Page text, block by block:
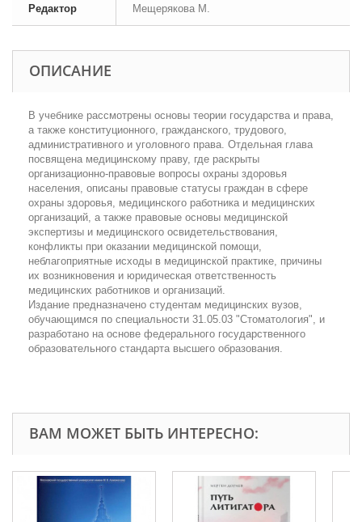
Редактор Мещерякова М.
ОПИСАНИЕ
В учебнике рассмотрены основы теории государства и права,
а также конституционного, гражданского, трудового,
административного и уголовного права. Отдельная глава
посвящена медицинскому праву, где раскрыты
организационно-правовые вопросы охраны здоровья
населения, описаны правовые статусы граждан в сфере
охраны здоровья, медицинского работника и медицинских
организаций, а также правовые основы медицинской
экспертизы и медицинского освидетельствования,
конфликты при оказании медицинской помощи,
неблагоприятные исходы в медицинской практике, причины
их возникновения и юридическая ответственность
медицинских работников и организаций.
Издание предназначено студентам медицинских вузов,
обучающимся по специальности 31.05.03 "Стоматология", и
разработано на основе федерального государственного
образовательного стандарта высшего образования.
ВАМ МОЖЕТ БЫТЬ ИНТЕРЕСНО: